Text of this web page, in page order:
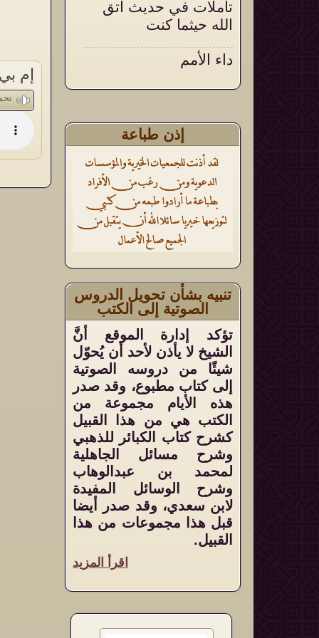
إم
تأملات في حديث اتق
الله حيثما كنت
داء الأمم
أثر الأذكار الشرعية في
إذن طباعة
تنبيه بشأن تحويل الدروس
الصوتية إلى الكتب
تؤكد إدارة الموقع أنَّ
الشيخ لا يأذن لأحد أن يُحوّل
شيئًا من دروسه الصوتية
إلى كتاب مطبوع، وقد صدر
هذه الأيام مجموعة من
الكتب هي من هذا القبيل
كشرح كتاب الكبائر للذهبي
وشرح مسائل الجاهلية
لمحمد بن عبدالوهاب
وشرح الوسائل المفيدة
لابن سعدي، وقد صدر أيضا
قبل هذا مجموعات من هذا
القبيل.
اقرأ المزيد